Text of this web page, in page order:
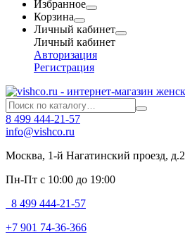
Избранное
Корзина
Личный кабинет
Личный кабинет
Авторизация
Регистрация
8 499 444-21-57
info@vishco.ru
Москва, 1-й Нагатинский проезд, д.2
Пн-Пт с 10:00 до 19:00
8 499 444-21-57
+7 901 74-36-366